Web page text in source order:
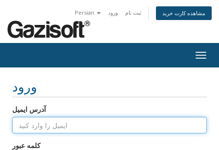
Persian ورود ثبت نام مشاهده کارت خرید
ورود
آدرس ایمیل
کلمه عبور